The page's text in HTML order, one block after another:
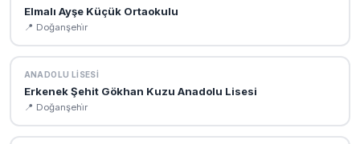
Elmalı Ayşe Küçük Ortaokulu
📍 Doğanşehi̇r
ANADOLU LISESI
Erkenek Şehit Gökhan Kuzu Anadolu Lisesi
📍 Doğanşehi̇r